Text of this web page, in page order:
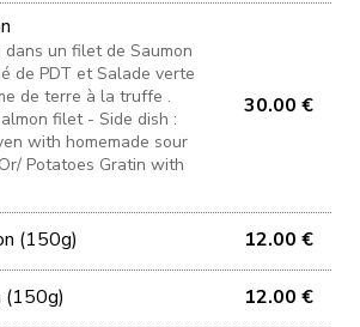
un filet de Saumon
de PDT et Salade verte
de terre à la truffe .
filet - Side dish :
with homemade sour
Potatoes Gratin with
30.00 €
(150g) 12.00 €
12.00 €